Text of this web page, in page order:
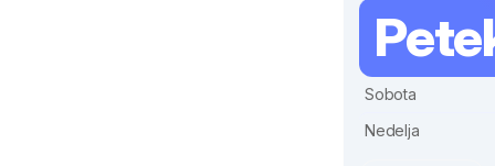
Sobota
Nedelja